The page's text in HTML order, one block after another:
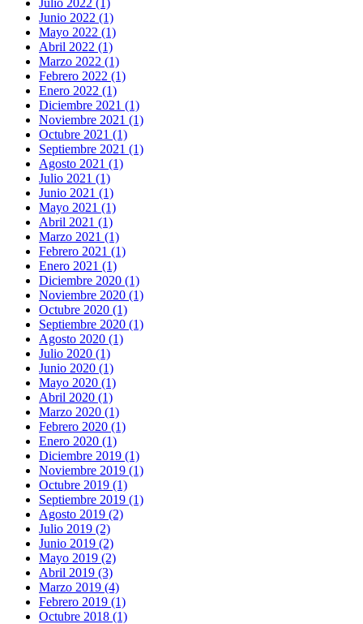
Junio 2022 (1)
Mayo 2022 (1)
Abril 2022 (1)
Marzo 2022 (1)
Febrero 2022 (1)
Enero 2022 (1)
Diciembre 2021 (1)
Noviembre 2021 (1)
Octubre 2021 (1)
Septiembre 2021 (1)
Agosto 2021 (1)
Julio 2021 (1)
Junio 2021 (1)
Mayo 2021 (1)
Abril 2021 (1)
Marzo 2021 (1)
Febrero 2021 (1)
Enero 2021 (1)
Diciembre 2020 (1)
Noviembre 2020 (1)
Octubre 2020 (1)
Septiembre 2020 (1)
Agosto 2020 (1)
Julio 2020 (1)
Junio 2020 (1)
Mayo 2020 (1)
Abril 2020 (1)
Marzo 2020 (1)
Febrero 2020 (1)
Enero 2020 (1)
Diciembre 2019 (1)
Noviembre 2019 (1)
Octubre 2019 (1)
Septiembre 2019 (1)
Agosto 2019 (2)
Julio 2019 (2)
Junio 2019 (2)
Mayo 2019 (2)
Abril 2019 (3)
Marzo 2019 (4)
Febrero 2019 (1)
Octubre 2018 (1)